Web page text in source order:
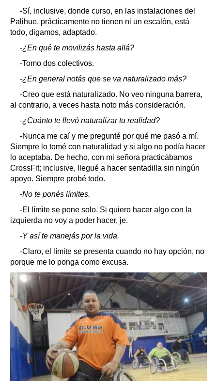
-Sí, inclusive, donde curso, en las instalaciones del
Palihue, prácticamente no tienen ni un escalón, está
todo, digamos, adaptado.
-¿En qué te movilizás hasta allá?
-Tomo dos colectivos.
-¿En general notás que se va naturalizado más?
-Creo que está naturalizado. No veo ninguna barrera,
al contrario, a veces hasta noto más consideración.
-¿Cuánto te llevó naturalizar tu realidad?
-Nunca me caí y me pregunté por qué me pasó a mí.
Siempre lo tomé con naturalidad y si algo no podía hacer
lo aceptaba. De hecho, con mi señora practicábamos
CrossFit; inclusive, llegué a hacer sentadilla sin ningún
apoyo. Siempre probé todo.
-No te ponés límites.
-El límite se pone solo. Si quiero hacer algo con la
izquierda no voy a poder hacer, je.
-Y así te manejás por la vida.
-Claro, el límite se presenta cuando no hay opción, no
porque me lo ponga como excusa.